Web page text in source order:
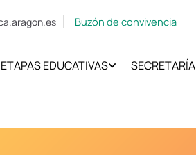
Buzón de convivencia
ETAPAS EDUCATIVAS SECRETARÍA